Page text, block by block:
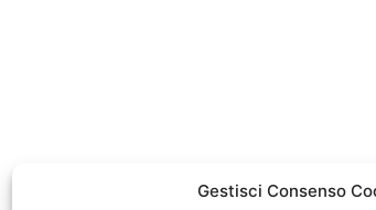
Gestisci Consenso